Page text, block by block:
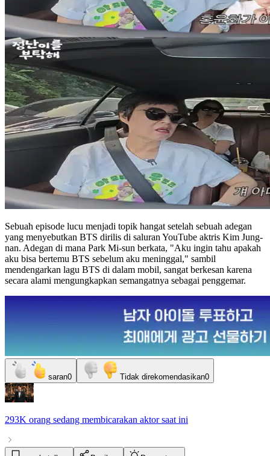
Sebuah episode lucu menjadi topik hangat setelah sebuah adegan
yang menyebutkan BTS dirilis di saluran YouTube aktris Kim Jung-
nan. Adegan di mana Park Mi-sun berkata, "Aku ingin tahu apakah
aku bisa bertemu BTS sebelum aku meninggal," sambil
mendengarkan lagu BTS di dalam mobil, sangat berkesan karena
secara alami mengungkapkan semangatnya sebagai penggemar.
saran0 Tidak direkomendasikan0
293K orang sedang membicarakan aktorsaat ini